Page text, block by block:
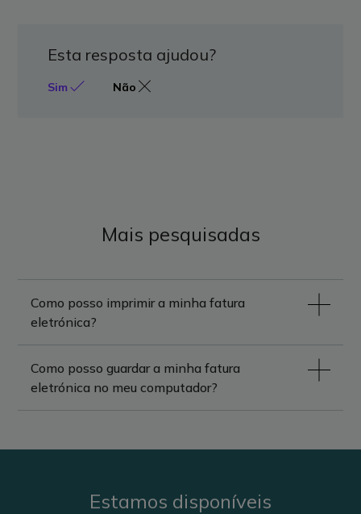
Esta resposta ajudou?
Sim Não
Mais pesquisadas
Como posso imprimir a minha fatura
eletrónica?
Como posso guardar a minha fatura
eletrónica no meu computador?
Estamos disponíveis